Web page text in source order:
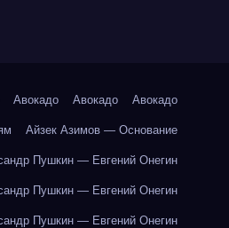
Авокадо Авокадо Авокадо
Айзек Азимов — Основание
Пушкин — Евгений Онегин
Пушкин — Евгений Онегин
Пушкин — Евгений Онегин